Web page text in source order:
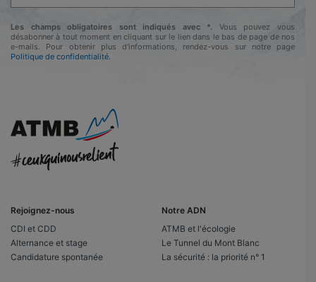
Les champs obligatoires sont indiqués avec *. Vous pouvez vous
désabonner à tout moment en cliquant sur le lien dans le bas de page de nos
e-mails. Pour obtenir plus d'informations, rendez-vous sur notre page
Politique de confidentialité.
Rejoignez-nous
CDI et CDD
Alternance et stage
Candidature spontanée
Notre ADN
ATMB et l'écologie
Le Tunnel du Mont Blanc
La sécurité : la priorité n° 1